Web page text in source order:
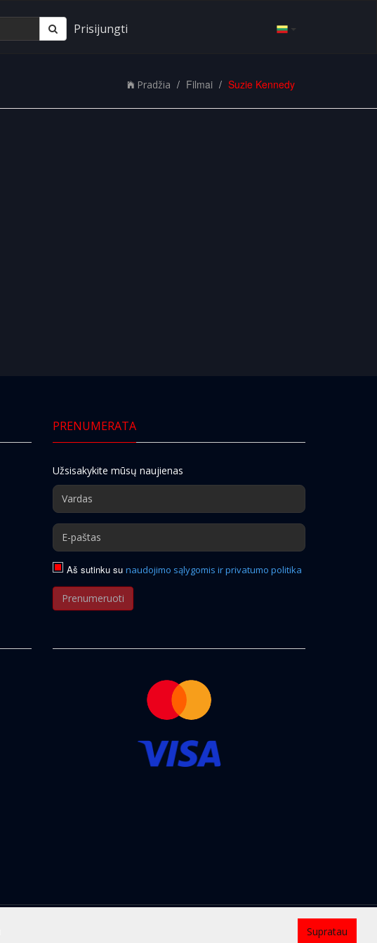
Supratau
Prisijungti
Pradžia Filmai Suzie Kennedy
PRENUMERATA
Užsisakykite mūsų naujienas
Aš sutinku su naudojimo sąlygomis ir privatumo politika
Prenumeruoti